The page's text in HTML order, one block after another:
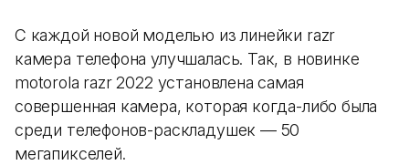
С каждой новой моделью из линейки razr
камера телефона улучшалась. Так, в новинке
motorola razr 2022 установлена самая
совершенная камера, которая когда-либо была
среди телефонов-раскладушек — 50
мегапикселей.